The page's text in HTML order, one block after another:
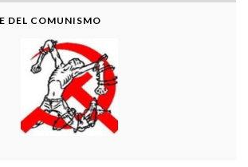
DEL COMUNISMO